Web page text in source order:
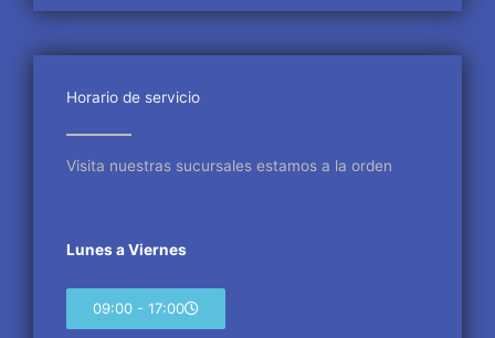
e
b
o
k
t
t
r
t
a
m
Horario de servicio
Visita nuestras sucursales estamos a la orden
Lunes a Viernes
09:00 - 17:00